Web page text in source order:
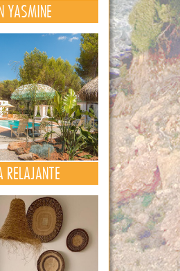
YASMINE
RELAJANTE